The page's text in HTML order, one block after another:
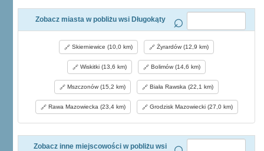
Zobacz miasta w pobliżu wsi Długokąty
Skierniewice (10,0 km) Żyrardów (12,9 km)
Wiskitki (13,6 km) Bolimów (14,6 km)
Mszczonów (15,2 km) Biała Rawska (22,1 km)
Rawa Mazowiecka (23,4 km) Grodzisk Mazowiecki (27,0 km)
Zobacz inne miejscowości w pobliżu wsi